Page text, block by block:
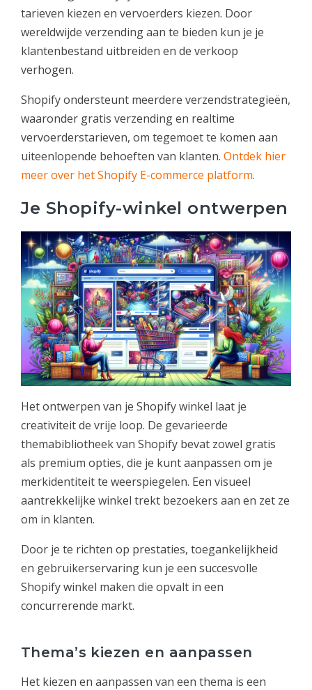
tarieven kiezen en vervoerders kiezen. Door
wereldwijde verzending aan te bieden kun je je
klantenbestand uitbreiden en de verkoop
verhogen.
Shopify ondersteunt meerdere verzendstrategieën,
waaronder gratis verzending en realtime
vervoerderstarieven, om tegemoet te komen aan
uiteenlopende behoeften van klanten. Ontdek hier
meer over het Shopify E-commerce platform.
Je Shopify-winkel ontwerpen
Het ontwerpen van je Shopify winkel laat je
creativiteit de vrije loop. De gevarieerde
themabibliotheek van Shopify bevat zowel gratis
als premium opties, die je kunt aanpassen om je
merkidentiteit te weerspiegelen. Een visueel
aantrekkelijke winkel trekt bezoekers aan en zet ze
om in klanten.
Door je te richten op prestaties, toegankelijkheid
en gebruikerservaring kun je een succesvolle
Shopify winkel maken die opvalt in een
concurrerende markt.
Thema’s kiezen en aanpassen
Het kiezen en aanpassen van een thema is een